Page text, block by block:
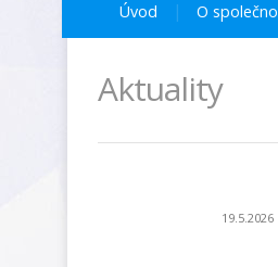
Úvod O
Aktuality
19.5.2026